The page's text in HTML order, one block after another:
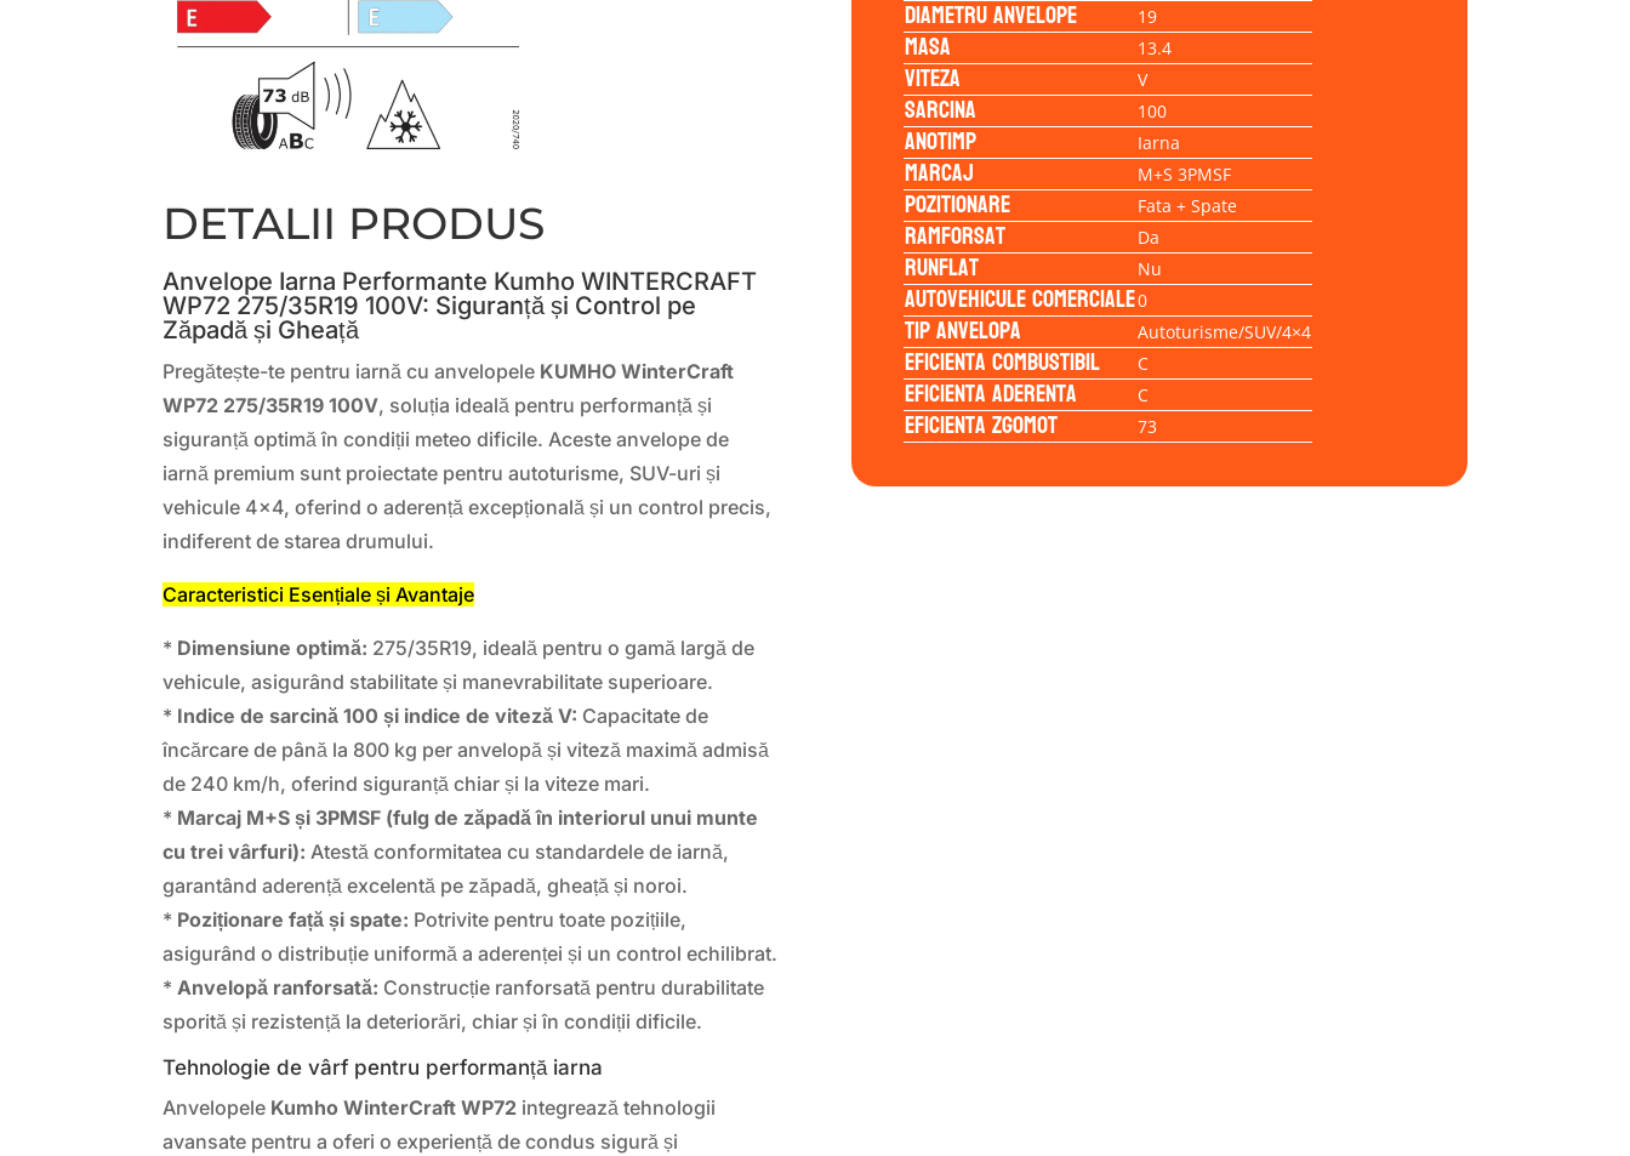
DETALII PRODUS
Anvelope Iarna Performante Kumho WINTERCRAFT
WP72 275/35R19 100V: Siguranță și Control pe
Zăpadă și Gheață
Pregătește-te pentru iarnă cu anvelopele KUMHO WinterCraft
WP72 275/35R19 100V, soluția ideală pentru performanță și
siguranță optimă în condiții meteo dificile. Aceste anvelope de
iarnă premium sunt proiectate pentru autoturisme, SUV-uri și
vehicule 4×4, oferind o aderență excepțională și un control precis,
indiferent de starea drumului.
Caracteristici Esențiale și Avantaje
* Dimensiune optimă: 275/35R19, ideală pentru o gamă largă de
vehicule, asigurând stabilitate și manevrabilitate superioare.
* Indice de sarcină 100 și indice de viteză V: Capacitate de
încărcare de până la 800 kg per anvelopă și viteză maximă admisă
de 240 km/h, oferind siguranță chiar și la viteze mari.
* Marcaj M+S și 3PMSF (fulg de zăpadă în interiorul unui munte
cu trei vârfuri): Atestă conformitatea cu standardele de iarnă,
garantând aderență excelentă pe zăpadă, gheață și noroi.
* Poziționare față și spate: Potrivite pentru toate pozițiile,
asigurând o distribuție uniformă a aderenței și un control echilibrat.
* Anvelopă ranforsată: Construcție ranforsată pentru durabilitate
sporită și rezistență la deteriorări, chiar și în condiții dificile.
Tehnologie de vârf pentru performanță iarna
Anvelopele Kumho WinterCraft WP72 integrează tehnologii
avansate pentru a oferi o experiență de condus sigură și
Diametru anvelope 19
Masa 13.4
Viteza V
Sarcina 100
Anotimp Iarna
Marcaj M+S 3PMSF
Pozitionare Fata + Spate
Ramforsat Da
Runflat Nu
Autovehicule comerciale0
Tip anvelopa Autoturisme/SUV/4×4
Eficienta Combustibil C
Eficienta Aderenta C
Eficienta Zgomot 73